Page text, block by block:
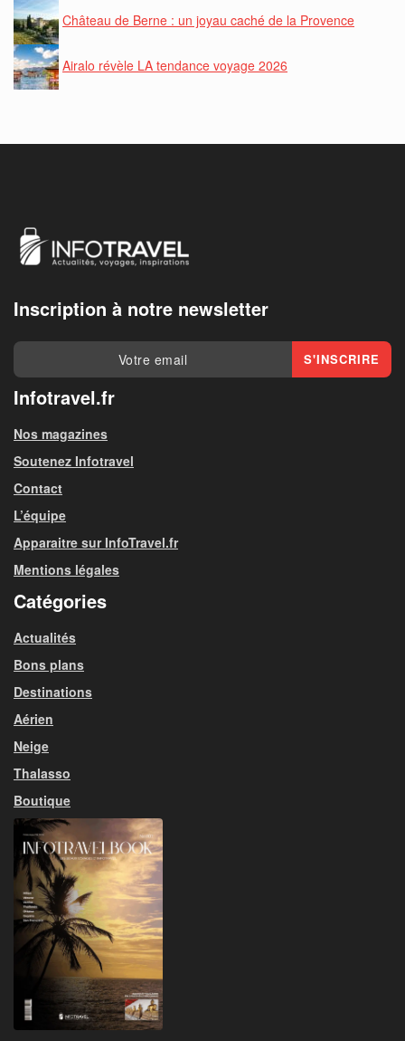
Château de Berne : un joyau caché de la Provence
Airalo révèle LA tendance voyage 2026
Inscription à notre newsletter
Infotravel.fr
Nos magazines
Soutenez Infotravel
Contact
L’équipe
Apparaitre sur InfoTravel.fr
Mentions légales
Catégories
Actualités
Bons plans
Destinations
Aérien
Neige
Thalasso
Boutique